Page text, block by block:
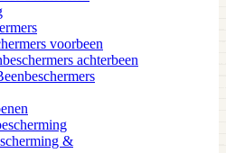
voorbeen
achterbeen
&